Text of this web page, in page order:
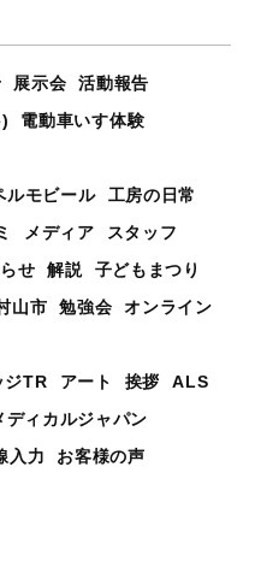
展示会
活動報告
電動車いす体験
ルモビール
工房の日常
メディア
スタッフ
せ 解説
子どもまつり
山市 勉強会
オンライン
ジTR
アート 挨拶
ALS
ディカルジャパン
入力
お客様の声